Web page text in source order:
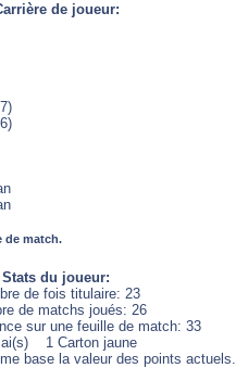
de joueur:
de match.
Stats du joueur:
de fois titulaire: 23
de matchs joués: 26
sur une feuille de match: 33
1 Carton jaune
base la valeur des points actuels.